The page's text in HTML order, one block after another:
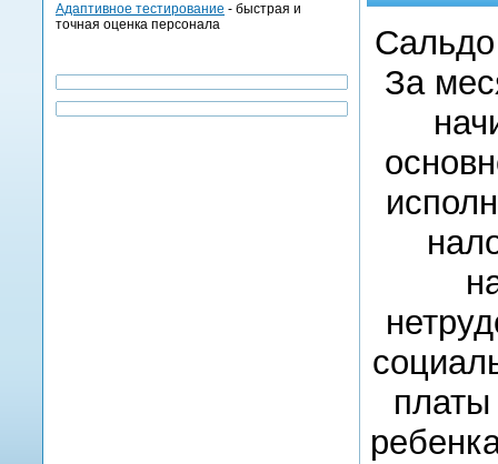
За
Адаптивное тестирование - быстрая и
точная оценка персонала